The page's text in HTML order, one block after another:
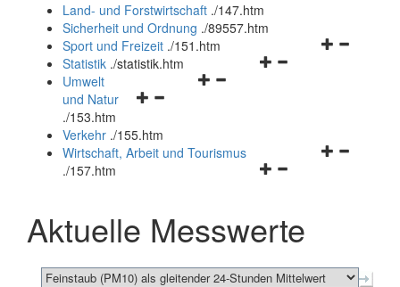
und
schließen
Land- und Forstwirtschaft ./147.htm
Sicherheit und Ordnung ./89557.htm
Navigationsmenü
Sport und Freizeit ./151.htm
Navigationsmenü
Statistik ./statistik.htm
Navigationsmenü
und
schließen
Umwelt
und Natur
./153.htm
Verkehr ./155.htm
Navigationsmenü
schließen
Wirtschaft, Arbeit und Tourismus
./157.htm
Aktuelle Messwerte